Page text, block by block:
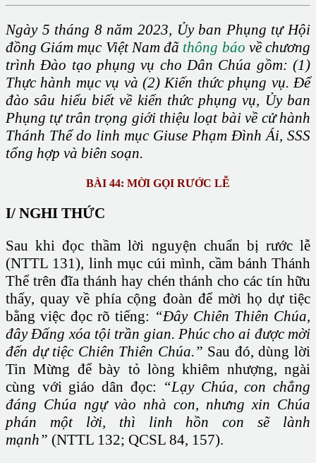
Ngày 5 tháng 8 năm 2023, Ủy ban Phụng tự Hội
đồng Giám mục Việt Nam đã thông báo về chương
trình Đào tạo phụng vụ cho Dân Chúa gồm: (1)
Thực hành mục vụ và (2) Kiến thức phụng vụ. Để
đào sâu hiểu biết về kiến thức phụng vụ, Ủy ban
Phụng tự trân trọng giới thiệu loạt bài về cử hành
Thánh Thể do linh mục Giuse Phạm Đình Ái, SSS
tổng hợp và biên soạn.
BÀI 44: MỜI GỌI RƯỚC LỄ
I/ NGHI THỨC
Sau khi đọc thầm lời nguyện chuẩn bị rước lễ
(NTTL 131), linh mục cúi mình, cầm bánh Thánh
Thể trên đĩa thánh hay chén thánh cho các tín hữu
thấy, quay về phía cộng đoàn để mời họ dự tiệc
bằng việc đọc rõ tiếng: “Đây Chiên Thiên Chúa,
đây Đấng xóa tội trần gian. Phúc cho ai được mời
đến dự tiệc Chiên Thiên Chúa.” Sau đó, dùng lời
Tin Mừng để bày tỏ lòng khiêm nhượng, ngài
cùng với giáo dân đọc: “Lạy Chúa, con chẳng
đáng Chúa ngự vào nhà con, nhưng xin Chúa
phán một lời, thì linh hồn con sẽ lành
mạnh” (NTTL 132; QCSL 84, 157).